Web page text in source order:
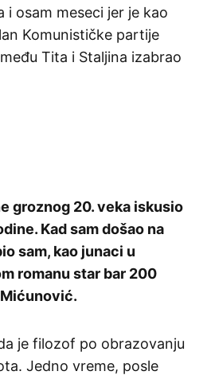
i osam meseci jer je kao
Komunističke partije
Tita i Staljina izabrao
groznog 20. veka iskusio
Kad sam došao na
sam, kao junaci u
romanu star bar 200
je filozof po obrazovanju
Jedno vreme, posle